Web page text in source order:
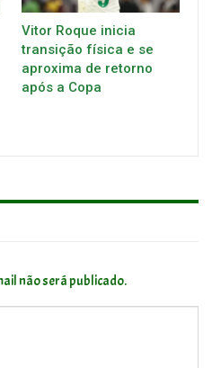
Vitor Roque inicia
transição física e se
aproxima de retorno
após a Copa
não será publicado.